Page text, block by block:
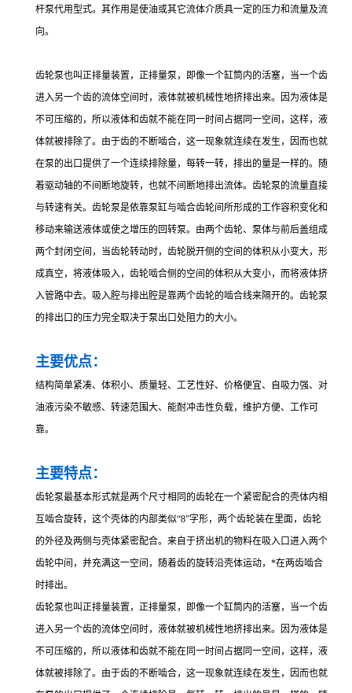
杆泵代用型式。其作用是使油或其它流体介质具一定的压力和流量及流
向。
齿轮泵也叫正排量装置，正排量泵，即像一个缸筒内的活塞，当一个齿
进入另一个齿的流体空间时，液体就被机械性地挤排出来。因为液体是
不可压缩的，所以液体和齿就不能在同一时间占据同一空间，这样，液
体就被排除了。由于齿的不断啮合，这一现象就连续在发生，因而也就
在泵的出口提供了一个连续排除量，每转一转，排出的量是一样的。随
着驱动轴的不间断地旋转，也就不间断地排出流体。齿轮泵的流量直接
与转速有关。齿轮泵是依靠泵缸与啮合齿轮间所形成的工作容积变化和
移动来输送液体或使之增压的回转泵。由两个齿轮、泵体与前后盖组成
两个封闭空间，当齿轮转动时，齿轮脱开侧的空间的体积从小变大，形
成真空，将液体吸入，齿轮啮合侧的空间的体积从大变小，而将液体挤
入管路中去。吸入腔与排出腔是靠两个齿轮的啮合线来隔开的。齿轮泵
的排出口的压力完全取决于泵出口处阻力的大小。
主要优点：
结构简单紧凑、体积小、质量轻、工艺性好、价格便宜、自吸力强、对
油液污染不敏感、转速范围大、能耐冲击性负载，维护方便、工作可
靠。
主要特点：
齿轮泵最基本形式就是两个尺寸相同的齿轮在一个紧密配合的壳体内相
互啮合旋转，这个壳体的内部类似“8”字形，两个齿轮装在里面，齿轮
的外径及两侧与壳体紧密配合。来自于挤出机的物料在吸入口进入两个
齿轮中间，并充满这一空间，随着齿的旋转沿壳体运动，*在两齿啮合
时排出。
齿轮泵也叫正排量装置，正排量泵，即像一个缸筒内的活塞，当一个齿
进入另一个齿的流体空间时，液体就被机械性地挤排出来。因为液体是
不可压缩的，所以液体和齿就不能在同一时间占据同一空间，这样，液
体就被排除了。由于齿的不断啮合，这一现象就连续在发生，因而也就